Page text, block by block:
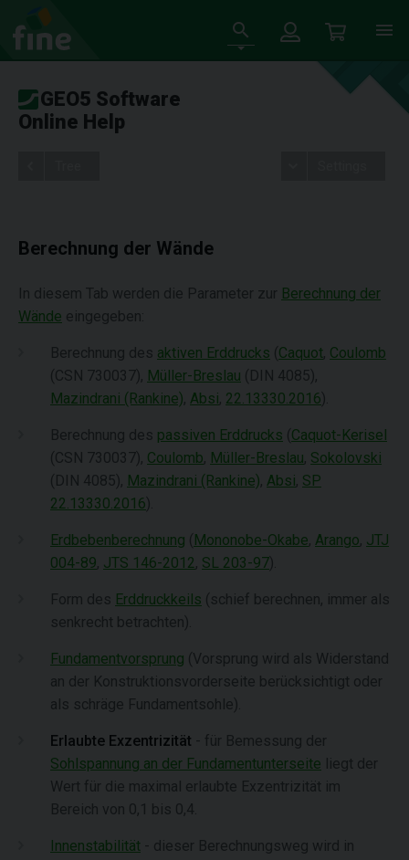
GEO5 Software
Online Help
Berechnung der Wände
In diesem Tab werden die Parameter zur Berechnung der
Wände eingegeben:
Berechnung des aktiven Erddrucks ( Caquot, Coulomb
(CSN 730037), Müller-Breslau (DIN 4085),
Mazindrani (Rankine), Absi, 22.13330.2016).
Berechnung des passiven Erddrucks ( Caquot-Kerisel
(CSN 730037), Coulomb, Müller-Breslau, Sokolovski
(DIN 4085), Mazindrani (Rankine), Absi, SP
22.13330.2016).
Erdbebenberechnung ( Mononobe-Okabe, Arango, JTJ
004-89, JTS 146-2012, SL 203-97).
Form des Erddruckkeils (schief berechnen, immer als
senkrecht betrachten).
Fundamentvorsprung (Vorsprung wird als Widerstand
an der Konstruktionsvorderseite berücksichtigt oder
als schräge Fundamentsohle).
Erlaubte Exzentrizität - für Bemessung der
Sohlspannung an der Fundamentunterseite liegt der
Wert für die maximal erlaubte Exzentrizität im
Bereich von 0,1 bis 0,4.
Innenstabilität - dieser Berechnungsweg wird in